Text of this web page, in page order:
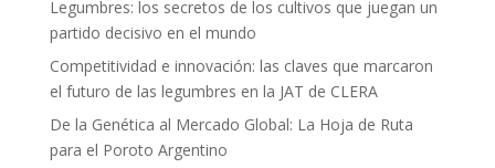
Legumbres: los secretos de los cultivos que juegan un
partido decisivo en el mundo
Competitividad e innovación: las claves que marcaron
el futuro de las legumbres en la JAT de CLERA
De la Genética al Mercado Global: La Hoja de Ruta
para el Poroto Argentino